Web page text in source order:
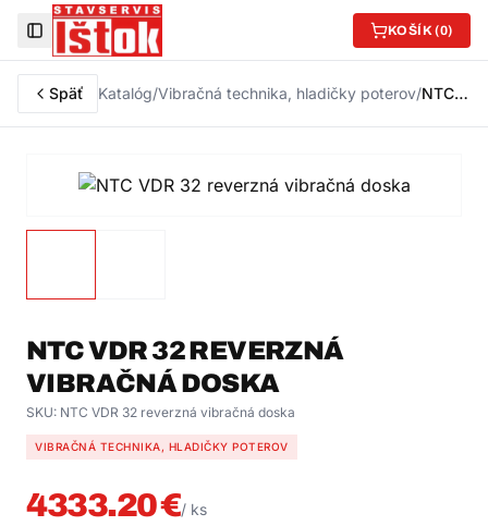
Toggle Sidebar KOŠÍK (0)
Späť Katalóg/Vibračná technika, hladičky poterov/ NTC VDR 32 reverzná vibračná doska
NTC VDR 32 REVERZNÁ
VIBRAČNÁ DOSKA
SKU: NTC VDR 32 reverzná vibračná doska
VIBRAČNÁ TECHNIKA, HLADIČKY POTEROV
4333.20€/ ks